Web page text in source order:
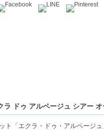
ラ ドゥ アルページュ シアー
ト「エクラ・ドゥ・アルページ